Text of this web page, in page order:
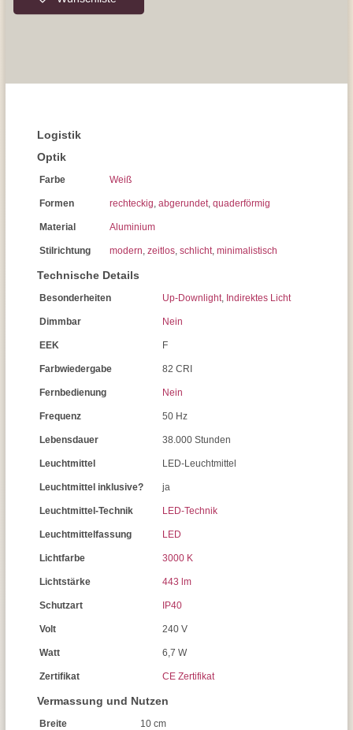
Logistik
Optik
Farbe Weiß
Formen rechteckig, abgerundet, quaderförmig
Material Aluminium
Stilrichtung modern, zeitlos, schlicht, minimalistisch
Technische Details
Besonderheiten Up-Downlight, Indirektes Licht
Dimmbar Nein
EEK F
Farbwiedergabe 82 CRI
Fernbedienung Nein
Frequenz 50 Hz
Lebensdauer 38.000 Stunden
Leuchtmittel LED-Leuchtmittel
Leuchtmittel inklusive? ja
Leuchtmittel-Technik LED-Technik
Leuchtmittelfassung LED
Lichtfarbe 3000 K
Lichtstärke 443 lm
Schutzart IP40
Volt 240 V
Watt 6,7 W
Zertifikat CE Zertifikat
Vermassung und Nutzen
Breite 10 cm